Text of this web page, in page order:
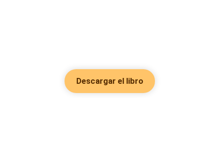
Descargar el libro